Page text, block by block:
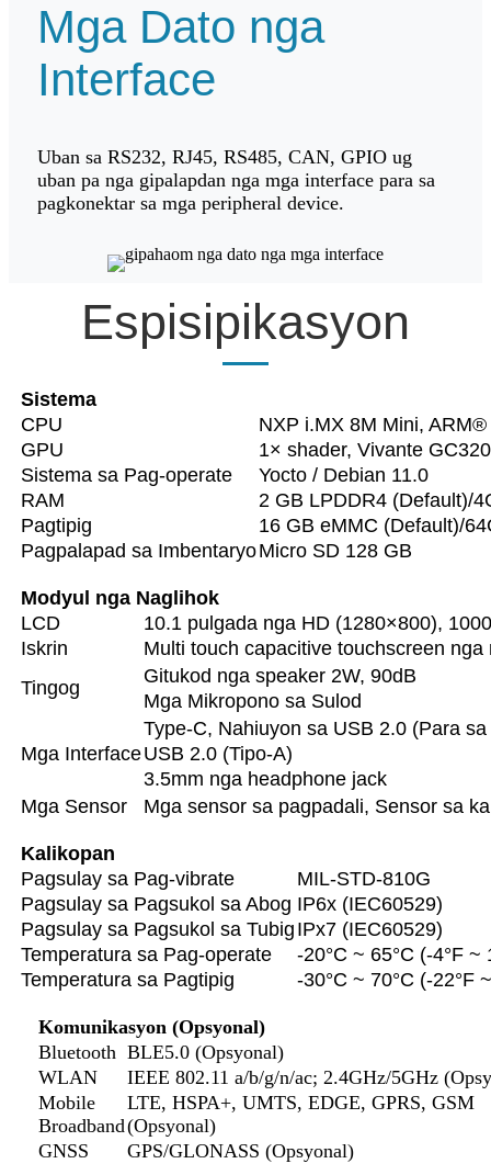
Mga Dato nga
Interface
Uban sa RS232, RJ45, RS485, CAN, GPIO ug
uban pa nga gipalapdan nga mga interface para sa
pagkonektar sa mga peripheral device.
Espisipikasyon
Sistema
CPU
NXP i.MX 8M Mini,
GPU
1× shader, Vivante
Sistema sa Pag-operate
Yocto / Debian 11.0
RAM
2 GB LPDDR4 (Default)/
Pagtipig
16 GB eMMC (Default)/
Pagpalapad sa ImbentaryoMicro SD 128 GB
Modyul nga Naglihok
LCD
10.1 pulgada nga HD (1280×800),
Iskrin
Multi touch capacitive touchscreen
Tingog
Gitukod nga speaker 2W, 90dB
Mga Mikropono sa Sulod
Mga Interface
Type-C, Nahiuyon sa USB 2.0 (Para
USB 2.0 (Tipo-A)
3.5mm nga headphone jack
Mga Sensor
Mga sensor sa pagpadali, Sensor sa
Kalikopan
Pagsulay sa Pag-vibrate
MIL-STD-810G
Pagsulay sa Pagsukol sa Abog IP6x (IEC60529)
Pagsulay sa Pagsukol sa Tubig IPx7 (IEC60529)
Temperatura sa Pag-operate
-20°C ~ 65°C (-4°F ~
Temperatura sa Pagtipig
-30°C ~ 70°C (-22°F
Komunikasyon (Opsyonal)
Bluetooth BLE5.0 (Opsyonal)
WLAN
IEEE 802.11 a/b/g/n/ac; 2.4GHz/5GHz
Mobile
Broadband
LTE, HSPA+, UMTS, EDGE, GPRS, GSM
(Opsyonal)
GNSS
GPS/GLONASS (Opsyonal)